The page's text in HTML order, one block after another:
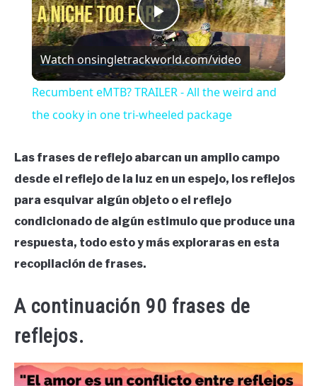
Play
Video
Watch onsingletrackworld.com/video
Recumbent eMTB? TRAILER - All the weird and
the cooky in one tri-wheeled package
Las frases de reflejo abarcan un amplio campo
desde el reflejo de la luz en un espejo, los reflejos
para esquivar algún objeto o el reflejo
condicionado de algún estimulo que produce una
respuesta, todo esto y más exploraras en esta
recopilación de frases.
A continuación 90 frases de
reflejos.